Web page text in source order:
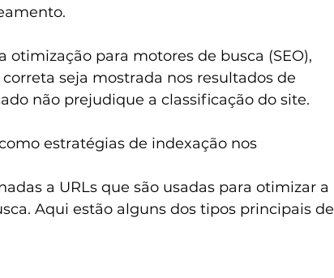
para motores de busca (SEO),
seja mostrada nos resultados de
não prejudique a classificação do site.
estratégias de indexação nos
a URLs que são usadas para otimizar a
Aqui estão alguns dos tipos principais de